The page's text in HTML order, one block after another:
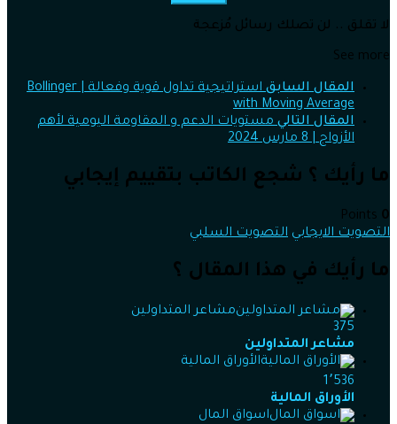
لا تقلق .. لن تصلك رسائل مُزعجة
See more
المقال السابق
استراتيجية تداول قوية وفعالة | Bollinger
with Moving Average
المقال التالي مستويات الدعم و المقاومة اليومية لأهم
الأزواج | 8 مارس 2024
ما رأيك ؟ شجع الكاتب بتقييم إيجابي
0
التصويت الايجابي التصويت السلبي
ما رأيك في هذا المقال ؟
مشاعر المتداولين
375
مشاعر المتداولين
الأوراق المالية
1٬536
الأوراق المالية
اسواق المال